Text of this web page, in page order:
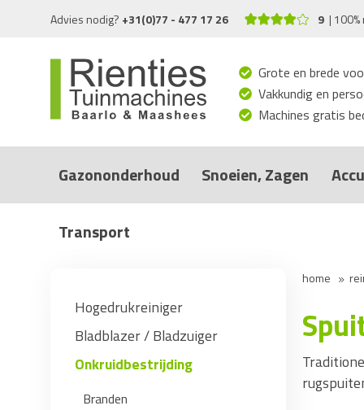
Advies nodig? +31(0)77 - 477 17 26 9
Grote en brede
Vakkundig en
Machines gratis
Gazononderhoud Snoeien, Zagen
Transport
Hogedrukreiniger
Bladblazer / Bladzuiger
Onkruidbestrijding
Branden
home